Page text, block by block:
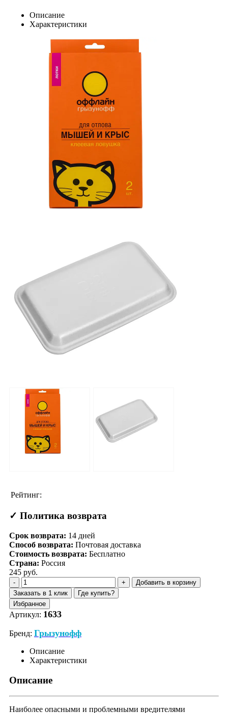
Описание
Характеристики
Рейтинг:
✓ Политика возврата
Срок возврата: 14 дней
Способ возврата: Почтовая доставка
Стоимость возврата: Бесплатно
Страна: Россия
245 руб.
Добавить в корзину
Заказать в 1 клик
Где купить?
Избранное
Артикул: 1633
Бренд: Грызунофф
Описание
Характеристики
Описание
Наиболее опасными и проблемными вредителями